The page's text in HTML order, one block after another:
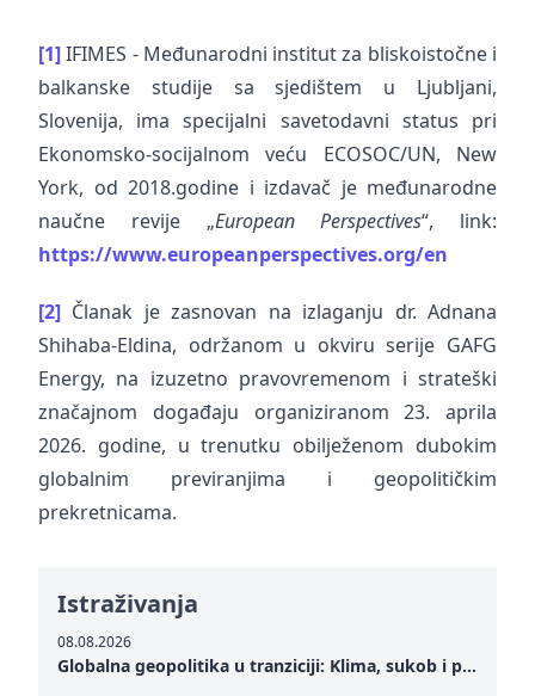
[1]IFIMES - Međunarodni institut za bliskoistočne i
balkanske studije sa sjedištem u Ljubljani,
Slovenija, ima specijalni savetodavni status pri
Ekonomsko-socijalnom veću ECOSOC/UN, New
York, od 2018.godine i izdavač je međunarodne
naučne revije „European Perspectives“, link:
https://www.europeanperspectives.org/en
[2] Članak je zasnovan na izlaganju dr. Adnana
Shihaba-Eldina, održanom u okviru serije GAFG
Energy, na izuzetno pravovremenom i strateški
značajnom događaju organiziranom 23. aprila
2026. godine, u trenutku obilježenom dubokim
globalnim previranjima i geopolitičkim
prekretnicama.
Istraživanja
08.08.2026
Globalna geopolitika u tranziciji: Klima, sukob i potraga za mirom